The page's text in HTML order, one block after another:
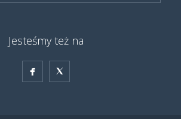
Jesteśmy też na
 